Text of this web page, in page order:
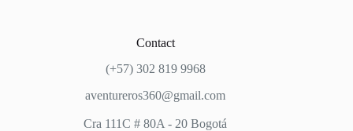
Contact
(+57) 302 819 9968
aventureros360@gmail.com
Cra 111C # 80A - 20 Bogotá